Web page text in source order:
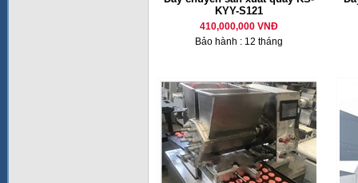
KYY-S121
410,000,000 VNĐ
Bảo hành : 12 tháng